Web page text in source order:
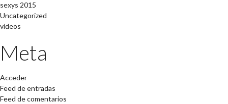
sexys 2015
Uncategorized
videos
Meta
Acceder
Feed de entradas
Feed de comentarios